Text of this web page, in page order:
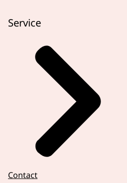
Service
Contact